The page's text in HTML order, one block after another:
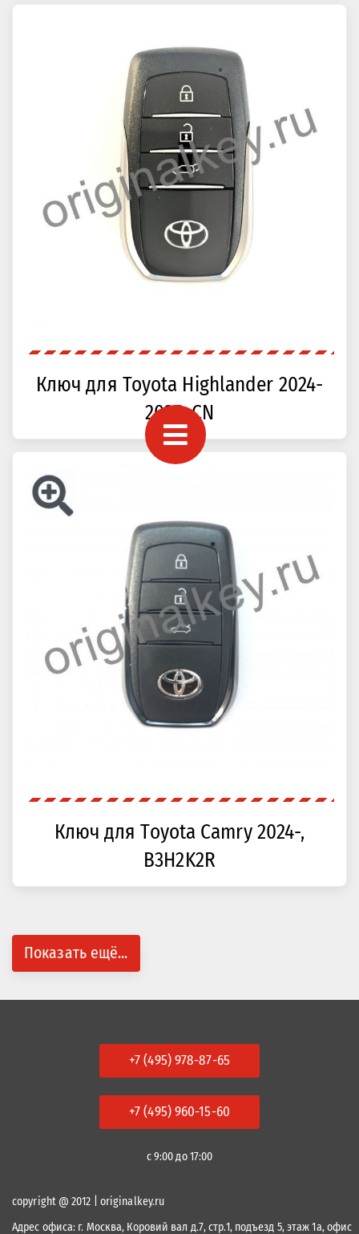
Ключ для Toyota Highlander 2024-
2025, CN
Ключ для Toyota Camry 2024-,
B3H2K2R
Показать ещё...
+7 (495) 978-87-65
+7 (495) 960-15-60
с 9:00 до 17:00
copyright @ 2012 | originalkey.ru
Адрес офиса: г. Москва, Коровий вал д.7, стр.1, подъезд 5, этаж 1а, офис